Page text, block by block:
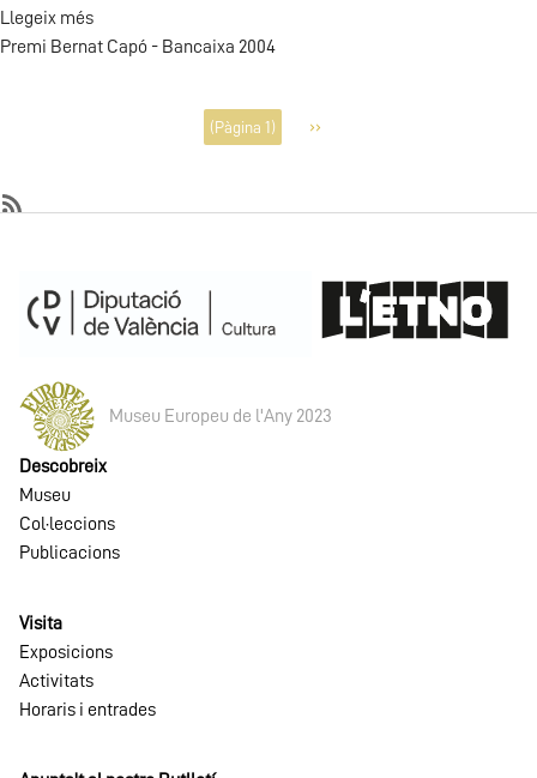
Llegeix més
Llegendes
Premi Bernat Capó - Bancaixa 2004
Paginació
(Pàgina 1)
Pàgina
››
Premi
Museu Europeu de l'Any 2023
Descobreix
Museu
Col·leccions
Publicacions
Visita
Exposicions
Activitats
Horaris i entrades